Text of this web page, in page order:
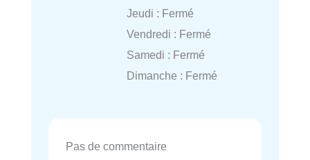
Jeudi : Fermé
Vendredi : Fermé
Samedi : Fermé
Dimanche : Fermé
Pas de commentaire